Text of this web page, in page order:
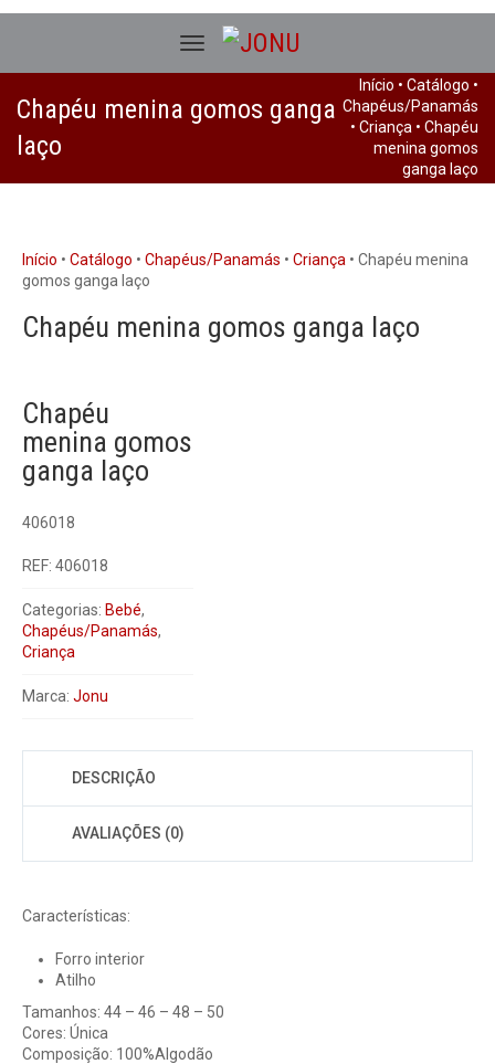
Chapéu menina gomos ganga
laço
Início • Catálogo •
Chapéus/Panamás
• Criança • Chapéu
menina gomos
ganga laço
Início • Catálogo • Chapéus/Panamás • Criança • Chapéu menina
gomos ganga laço
Chapéu menina gomos ganga laço
Chapéu
menina gomos
ganga laço
406018
REF: 406018
Categorias: Bebé,
Chapéus/Panamás,
Criança
Marca: Jonu
DESCRIÇÃO
AVALIAÇÕES (0)
Características:
Forro interior
Atilho
Tamanhos: 44 – 46 – 48 – 50
Cores: Única
Composição: 100%Algodão